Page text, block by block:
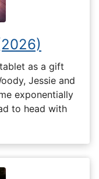
as a gift
Jessie and
exponentially
to head with